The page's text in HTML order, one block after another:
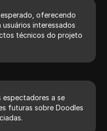
oferecendo
interessados
técnicos do projeto
a se
futuras sobre Doodles